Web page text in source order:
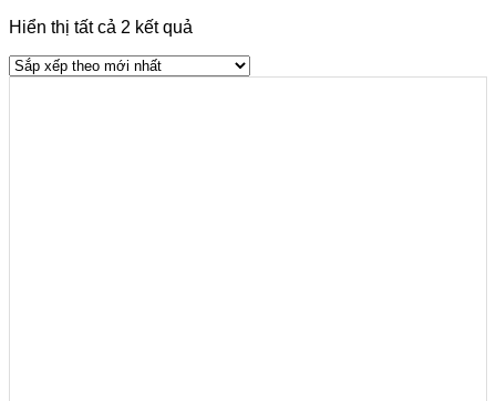
Hiển thị tất cả 2 kết quả